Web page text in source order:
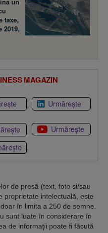
taxe,
2019,
MAGAZIN
Urmărește
Urmărește
de presă (text, foto si/sau
proprietate intelectuală, este
în limita a 250 de semne.
sunt luate în considerare în
de informaţii poate fi făcută